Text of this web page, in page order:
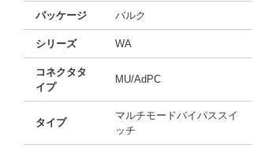
パッケージ バルク
シリーズ WA
コネクタタ
イプ
MU/AdPC
タイプ
マルチモードバイパススイ
ッチ